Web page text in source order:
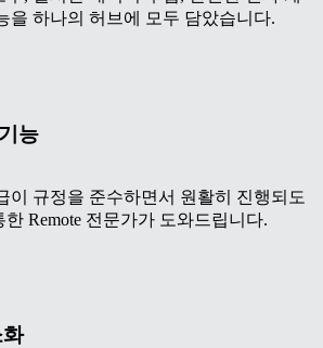
을 하나의 허브에 모두 담았습니다.
능
이 규정을 준수하면서 원활히 진행되도
Remote 전문가가 도와드립니다.